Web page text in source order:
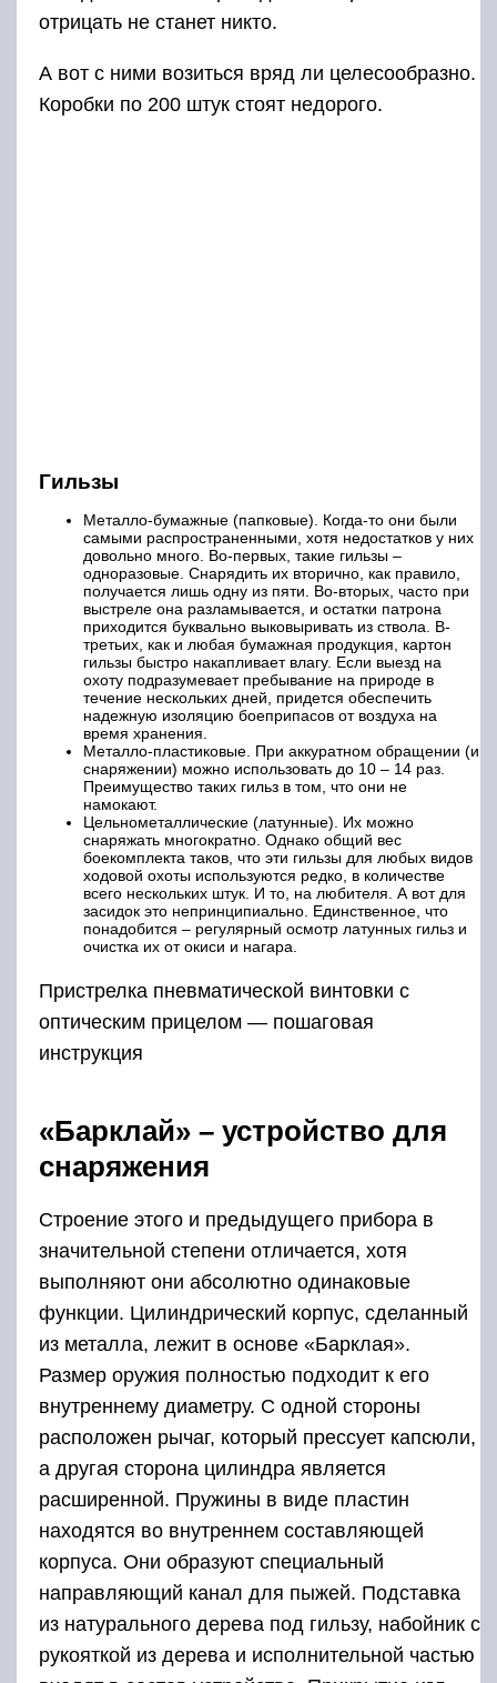
отрицать не станет никто.
А вот с ними возиться вряд ли целесообразно.
Коробки по 200 штук стоят недорого.
Гильзы
Металло-бумажные (папковые). Когда-то они были
самыми распространенными, хотя недостатков у них
довольно много. Во-первых, такие гильзы –
одноразовые. Снарядить их вторично, как правило,
получается лишь одну из пяти. Во-вторых, часто при
выстреле она разламывается, и остатки патрона
приходится буквально выковыривать из ствола. В-
третьих, как и любая бумажная продукция, картон
гильзы быстро накапливает влагу. Если выезд на
охоту подразумевает пребывание на природе в
течение нескольких дней, придется обеспечить
надежную изоляцию боеприпасов от воздуха на
время хранения.
Металло-пластиковые. При аккуратном обращении (и
снаряжении) можно использовать до 10 – 14 раз.
Преимущество таких гильз в том, что они не
намокают.
Цельнометаллические (латунные). Их можно
снаряжать многократно. Однако общий вес
боекомплекта таков, что эти гильзы для любых видов
ходовой охоты используются редко, в количестве
всего нескольких штук. И то, на любителя. А вот для
засидок это непринципиально. Единственное, что
понадобится – регулярный осмотр латунных гильз и
очистка их от окиси и нагара.
Пристрелка пневматической винтовки с
оптическим прицелом — пошаговая
инструкция
«Барклай» – устройство для
снаряжения
Строение этого и предыдущего прибора в
значительной степени отличается, хотя
выполняют они абсолютно одинаковые
функции. Цилиндрический корпус, сделанный
из металла, лежит в основе «Барклая».
Размер оружия полностью подходит к его
внутреннему диаметру. С одной стороны
расположен рычаг, который прессует капсюли,
а другая сторона цилиндра является
расширенной. Пружины в виде пластин
находятся во внутреннем составляющей
корпуса. Они образуют специальный
направляющий канал для пыжей. Подставка
из натурального дерева под гильзу, набойник с
рукояткой из дерева и исполнительной частью